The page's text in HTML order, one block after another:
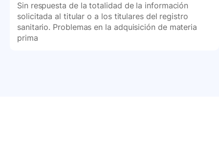
Sin respuesta de la totalidad de la información
solicitada al titular o a los titulares del registro
sanitario. Problemas en la adquisición de materia
prima